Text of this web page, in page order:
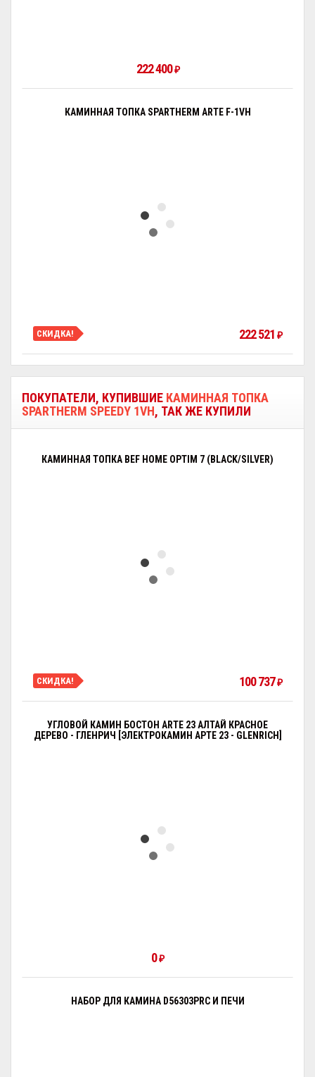
222 400 ₽
КАМИННАЯ ТОПКА SPARTHERM ARTE F-1VH
СКИДКА! 222 521 ₽
ПОКУПАТЕЛИ, КУПИВШИЕ КАМИННАЯ ТОПКА
SPARTHERM SPEEDY 1VH, ТАК ЖЕ КУПИЛИ
КАМИННАЯ ТОПКА BEF HOME OPTIM 7 (BLACK/SILVER)
СКИДКА! 100 737 ₽
УГЛОВОЙ КАМИН БОСТОН ARTE 23 АЛТАЙ КРАСНОЕ
ДЕРЕВО - ГЛЕНРИЧ [ЭЛЕКТРОКАМИН АРТЕ 23 - GLENRICH]
0 ₽
НАБОР ДЛЯ КАМИНА D56303PRC И ПЕЧИ